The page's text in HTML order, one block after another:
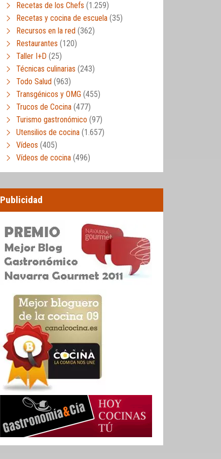
Recetas de los Chefs (1.259)
Recetas y cocina de escuela (35)
Recursos en la red (362)
Restaurantes (120)
Taller I+D (25)
Técnicas culinarias (243)
Todo Salud (963)
Transgénicos y OMG (455)
Trucos de Cocina (477)
Turismo gastronómico (97)
Utensilios de cocina (1.657)
Vídeos (405)
Vídeos de cocina (496)
Publicidad